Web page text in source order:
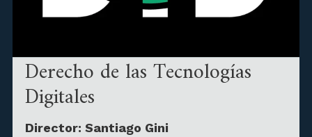
Derecho de las Tecnologías
Digitales
Director: Santiago Gini